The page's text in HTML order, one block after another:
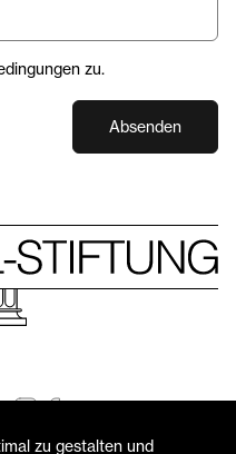
zu.
Absenden
Rechte vorbehalten
zu gestalten und